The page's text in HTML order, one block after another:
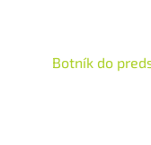
Botník do